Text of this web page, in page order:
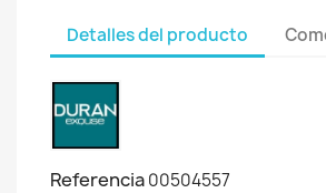
Detalles del producto
Referencia00504557